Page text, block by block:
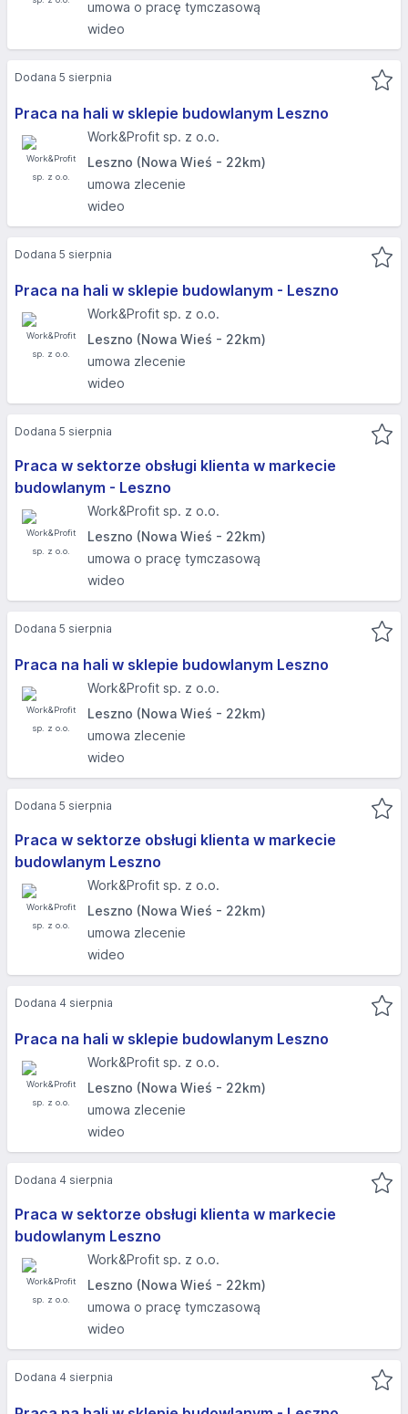
umowa o pracę tymczasową
wideo
Praca na hali w sklepie budowlanym Leszno
Work&Profit sp. z o.o.
Leszno (Nowa Wieś - 22km)
umowa zlecenie
wideo
Dodana 5 sierpnia
Praca na hali w sklepie budowlanym - Leszno
Work&Profit sp. z o.o.
Leszno (Nowa Wieś - 22km)
umowa zlecenie
wideo
Dodana 5 sierpnia
Praca w sektorze obsługi klienta w markecie
budowlanym - Leszno
Work&Profit sp. z o.o.
Leszno (Nowa Wieś - 22km)
umowa o pracę tymczasową
wideo
Dodana 5 sierpnia
Praca na hali w sklepie budowlanym Leszno
Work&Profit sp. z o.o.
Leszno (Nowa Wieś - 22km)
umowa zlecenie
wideo
Dodana 5 sierpnia
Praca w sektorze obsługi klienta w markecie
budowlanym Leszno
Work&Profit sp. z o.o.
Leszno (Nowa Wieś - 22km)
umowa zlecenie
wideo
Dodana 5 sierpnia
Praca na hali w sklepie budowlanym Leszno
Work&Profit sp. z o.o.
Leszno (Nowa Wieś - 22km)
umowa zlecenie
wideo
Dodana 4 sierpnia
Praca w sektorze obsługi klienta w markecie
budowlanym Leszno
Work&Profit sp. z o.o.
Leszno (Nowa Wieś - 22km)
umowa o pracę tymczasową
wideo
Dodana 4 sierpnia
Dodana 4 sierpnia